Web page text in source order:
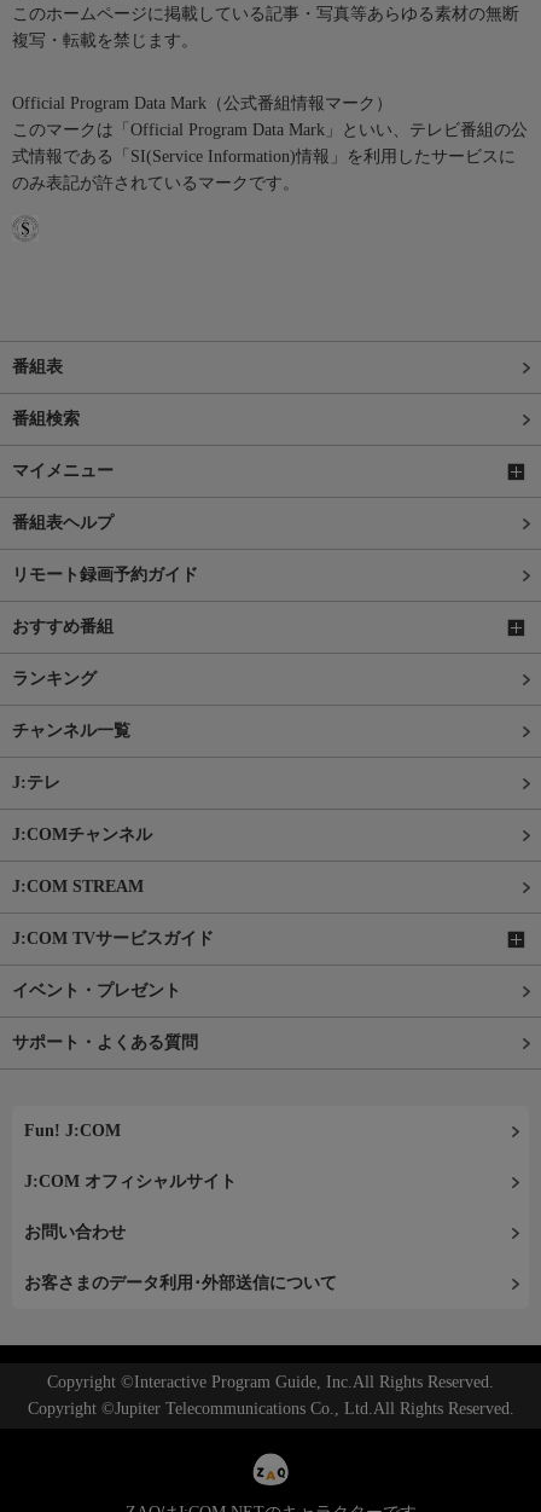
このホームページに掲載している記事・写真等あらゆる素材の無断
複写・転載を禁じます。
Official Program Data Mark（公式番組情報マーク）
このマークは「Official Program Data Mark」といい、テレビ番組の公
式情報である「SI(Service Information)情報」を利用したサービスに
のみ表記が許されているマークです。
番組表
番組検索
マイメニュー
番組表ヘルプ
リモート録画予約ガイド
おすすめ番組
ランキング
チャンネル一覧
J:テレ
J:COMチャンネル
J:COM STREAM
J:COM TVサービスガイド
イベント・プレゼント
サポート・よくある質問
Fun! J:COM
J:COM オフィシャルサイト
お問い合わせ
お客さまのデータ利用･外部送信について
Copyright ©Interactive Program Guide, Inc.All Rights Reserved.
Copyright ©Jupiter Telecommunications Co., Ltd.All Rights Reserved.